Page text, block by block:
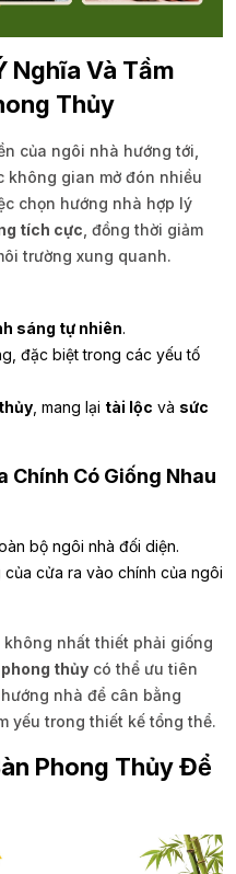
Nghĩa Và Tầm
Thủy
của ngôi nhà hướng tới,
không gian mở đón nhiều
chọn hướng nhà hợp lý
tích cực , đồng thời giảm
trường xung quanh.
sáng tự nhiên.
đặc biệt trong các yếu tố
, mang lại tài lộc và sức
Chính Có Giống Nhau
bộ ngôi nhà đối diện.
của cửa ra vào chính của ngôi
không nhất thiết phải giống
phong thủy có thể ưu tiên
nhà để cân bằng
yếu trong thiết kế tổng thể.
Phong Thủy Để